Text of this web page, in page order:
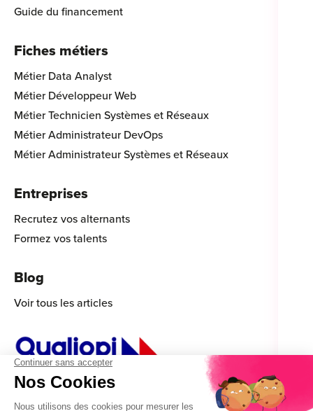
Guide du financement
Fiches métiers
Métier Data Analyst
Métier Développeur Web
Métier Technicien Systèmes et Réseaux
Métier Administrateur DevOps
Métier Administrateur Systèmes et Réseaux
Entreprises
Recrutez vos alternants
Formez vos talents
Blog
Voir tous les articles